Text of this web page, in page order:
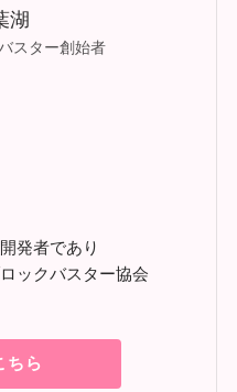
湖
スター創始者
発者であり
ックバスター協会
ちら